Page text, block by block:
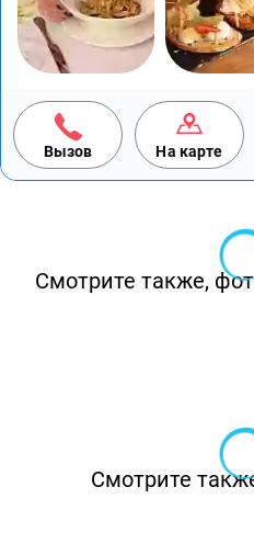
Вызов На карте
Смотрите также,
Смотрите